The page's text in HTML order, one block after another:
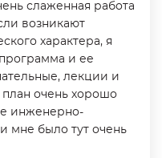
слаженная работа
возникают
характера, я
и ее
лекции и
очень хорошо
инженерно-
мне было тут очень